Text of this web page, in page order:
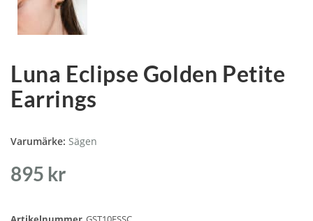
Luna Eclipse Golden Petite
Earrings
Varumärke: Sägen
895 kr